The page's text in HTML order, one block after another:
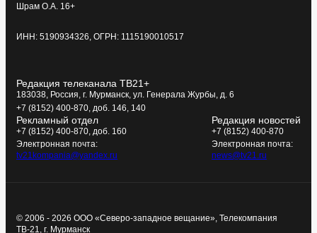
Шрам О.А. 16+
ИНН: 5190934326, ОГРН: 1115190010517
Редакция телеканала ТВ21+
183038, Россия, г. Мурманск, ул. Генерала Журбы, д. 6
+7 (8152) 400-870, доб. 146, 140
Рекламный отдел
+7 (8152) 400-870, доб. 160
Электронная почта:
tv21kompania@yandex.ru
Редакция новостей
+7 (8152) 400-870
Электронная почта:
news@tv21.ru
© 2006 - 2026 ООО «Северо-западное вещание», Телекомпания
ТВ-21, г. Мурманск